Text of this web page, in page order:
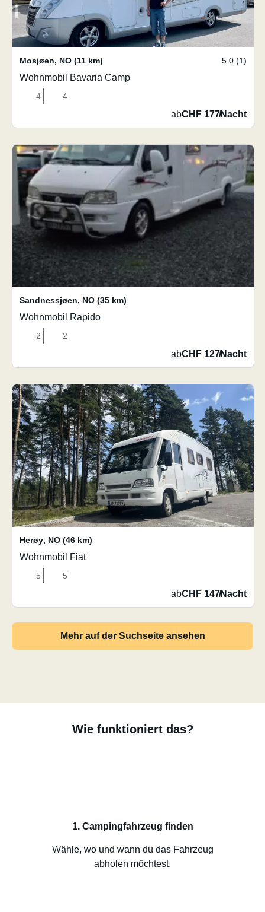
Mosjøen, NO (11 km) 5.0 (1)
Wohnmobil Bavaria Camp
4 4
abCHF 177/Nacht
Sandnessjøen, NO (35 km)
Wohnmobil Rapido
2 2
abCHF 127/Nacht
Herøy, NO (46 km)
Wohnmobil Fiat
5 5
abCHF 147/Nacht
Mehr auf der Suchseite ansehen
Wie funktioniert das?
1. Campingfahrzeug finden
Wähle, wo und wann du das Fahrzeug
abholen möchtest.